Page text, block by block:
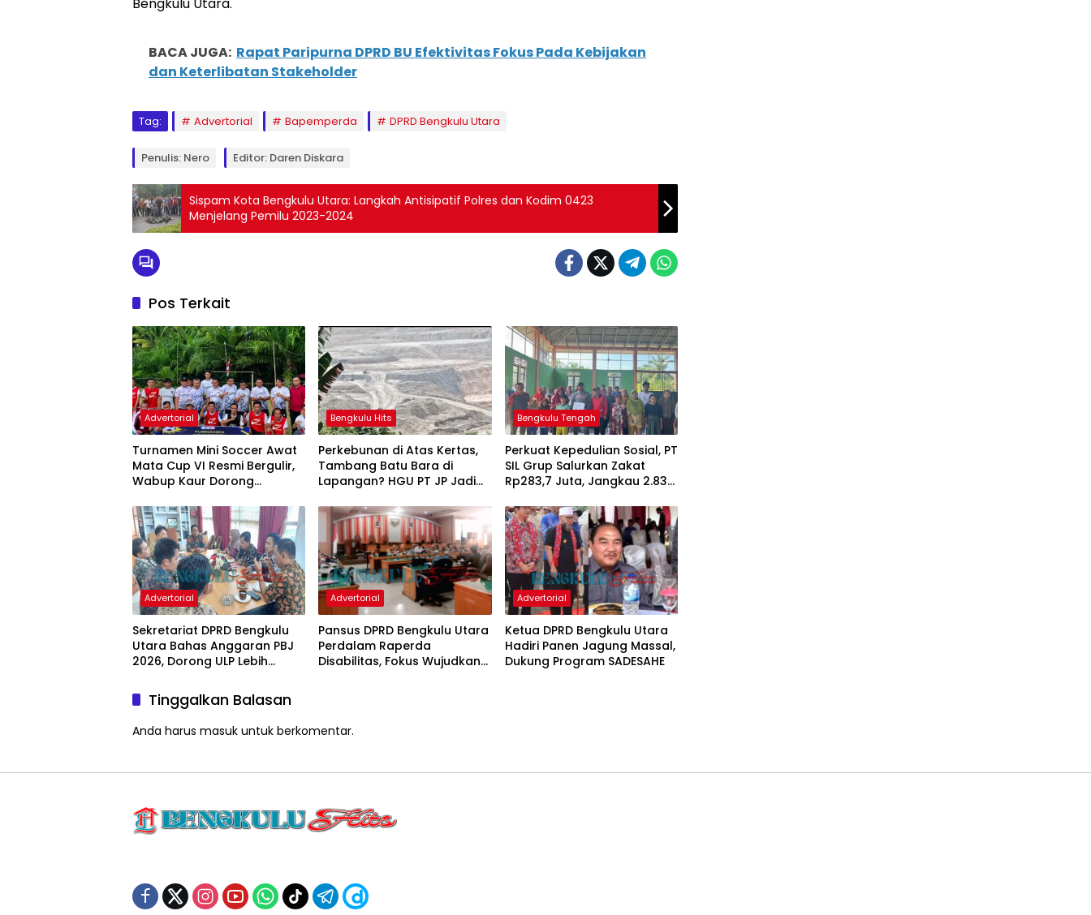
BACA JUGA: Rapat Paripurna DPRD BU Efektivitas Fokus Pada Kebijakan
dan Keterlibatan Stakeholder
Tag: Advertorial Bapemperda DPRD Bengkulu Utara
Penulis: Nero Editor: Daren Diskara
Sispam Kota Bengkulu Utara: Langkah Antisipatif Polres dan Kodim 0423
Menjelang Pemilu 2023-2024
Pos Terkait
Advertorial
Turnamen Mini Soccer Awat
Mata Cup VI Resmi Bergulir,
Wabup Kaur Dorong
Pemberdayaan Ekonomi
Masyarakat
Bengkulu Hits
Perkebunan di Atas Kertas,
Tambang Batu Bara di
Lapangan? HGU PT JP Jadi
Bengkulu Tengah
Perkuat Kepedulian Sosial, PT
SIL Grup Salurkan Zakat
Rp283,7 Juta, Jangkau 2.837
Penyangga
Advertorial
Sekretariat DPRD Bengkulu
Utara Bahas Anggaran PBJ
2026, Dorong ULP Lebih
Advertorial
Pansus DPRD Bengkulu Utara
Perdalam Raperda
Disabilitas, Fokus Wujudkan
Advertorial
Ketua DPRD Bengkulu Utara
Hadiri Panen Jagung Massal,
Dukung Program SADESAHE
Tinggalkan Balasan
Anda harus masuk untuk berkomentar.